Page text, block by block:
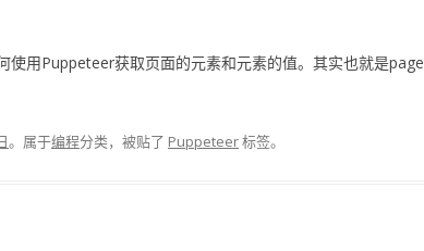
使用Puppeteer获取页面的元素和元素的值。其实也就是
。属于编程分类，被贴了 Puppeteer标签。